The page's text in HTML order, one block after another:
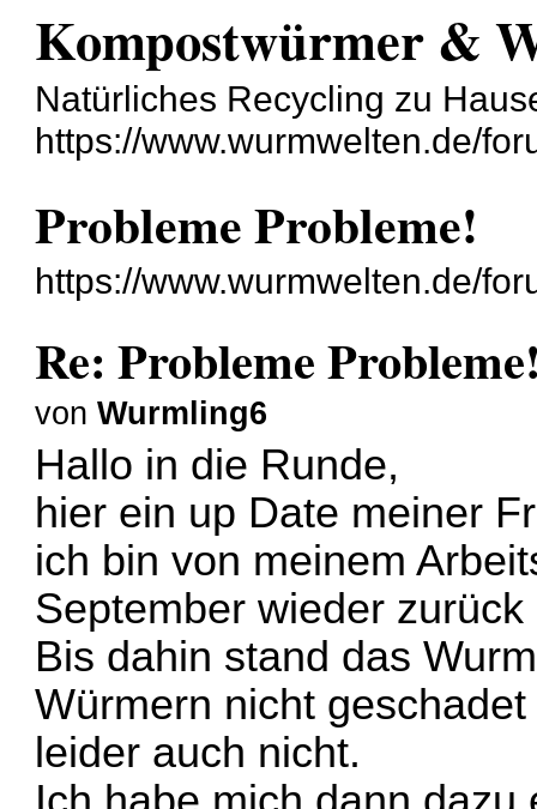
Kompostwürmer &
Natürliches Recycling zu
https://www.wurmwelten.de/
Probleme Probleme!
https://www.wurmwelten.de/
Re: Probleme
vonWurmling6
Hallo in die Runde,
hier ein up Date meiner
ich bin von meinem
September wieder
Bis dahin stand das
Würmern nicht
leider auch nicht.